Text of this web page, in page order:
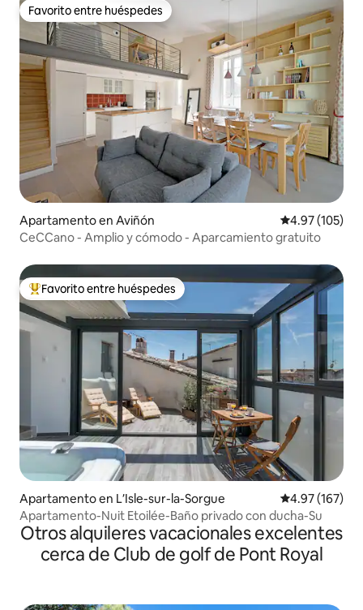
Favorito entre huéspedes
Favorito entre huéspedes
Apartamento en Aviñón Calificación
4.97 (105)
CeCCano - Amplio y cómodo - Aparcamiento gratuito
Favorito entre huéspedes preferido
Favorito entre huéspedes
Apartamento en LʼIsle-sur-la-Sorgue Calificación
4.97 (167)
Apartamento-Nuit Etoilée-Baño privado con ducha-Su
Otros alquileres vacacionales excelentes
cerca de Club de golf de Pont Royal